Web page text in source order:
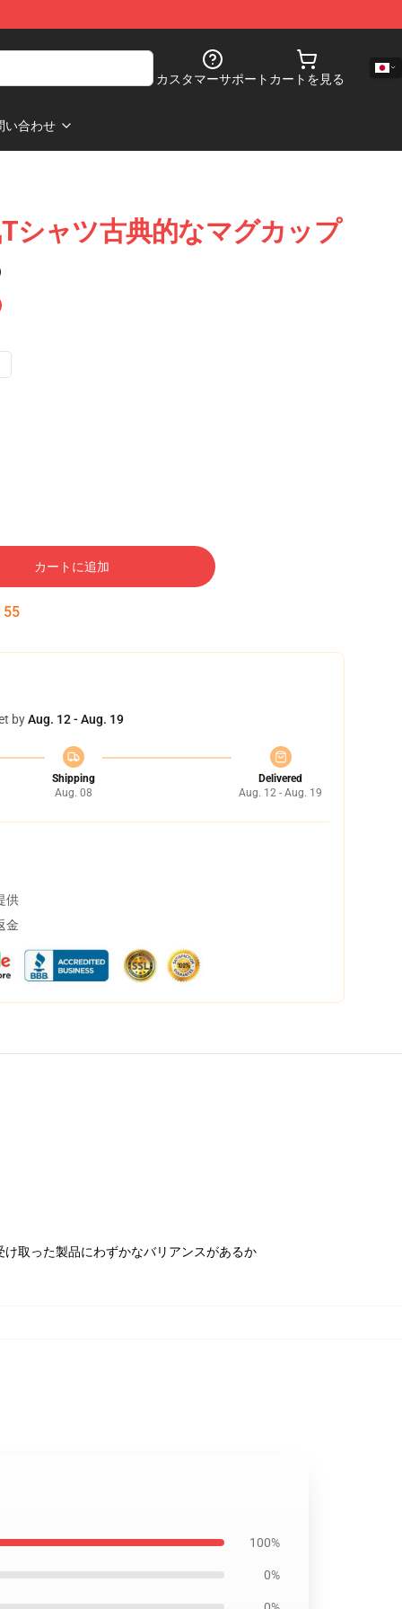
カスタマーサポート カートを見る
い合わせ
Tシャツ古典的なマグカップ
カートに追加
55
byAug. 12 - Aug. 19
Shipping
Aug. 08
Delivered
Aug. 12 - Aug. 19
供
金
取った製品にわずかなバリアンスがあるか
100%
0%